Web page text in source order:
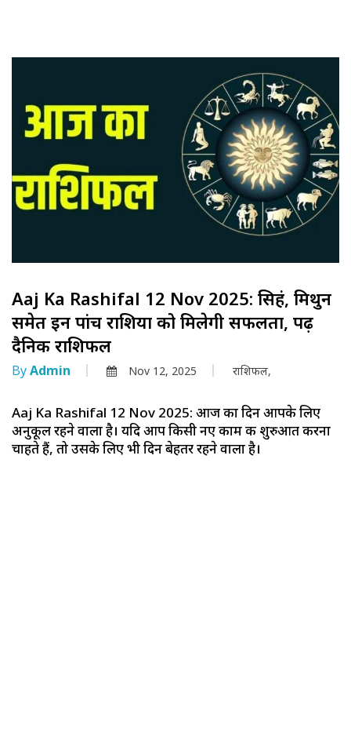
Aaj Ka Rashifal 12 Nov 2025: सिहं, मिथुन
समेत इन पांच राशियों को मिलेगी सफलता, पढ़ें
दैनिक राशिफल
ByAdmin Nov 12, 2025 राशिफल,
Aaj Ka Rashifal 12 Nov 2025: आज का दिन आपके लिए
अनुकूल रहने वाला है। यदि आप किसी नए काम की शुरुआत करना
चाहते हैं, तो उसके लिए भी दिन बेहतर रहने वाला है।